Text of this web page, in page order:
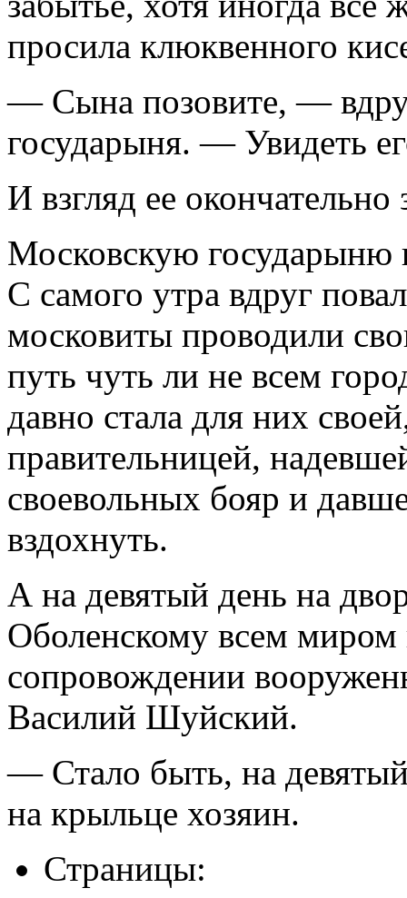
просила клюквенного
— Сына позовите, —
государыня. — Увидеть
И взгляд ее окончательно
Московскую государыню
С самого утра вдруг
московиты проводили
путь чуть ли не всем
давно стала для них
правительницей,
своевольных бояр и
вздохнуть.
А на девятый день на
Оболенскому всем миром
сопровождении
Василий Шуйский.
— Стало быть, на
на крыльце хозяин.
Страницы: